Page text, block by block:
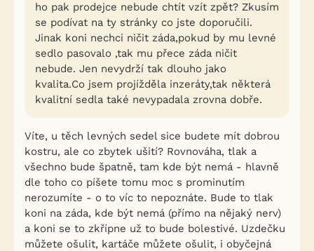
ho pak prodejce nebude chtít vzít zpět? Zkusím
se podívat na ty stránky co jste doporučili.
Jinak koni nechci ničit záda,pokud by mu levné
sedlo pasovalo ,tak mu přece záda ničit
nebude. Jen nevydrží tak dlouho jako
kvalita.Co jsem projížděla inzeráty,tak některá
kvalitní sedla také nevypadala zrovna dobře.
Víte, u těch levných sedel sice budete mít dobrou
kostru, ale co zbytek ušití? Rovnováha, tlak a
všechno bude špatně, tam kde být nemá - hlavně
dle toho co píšete tomu moc s prominutím
nerozumíte - o to víc to nepoznáte. Bude to tlak
koni na záda, kde být nemá (přímo na nějaký nerv)
a koni se to zkřípne už to bude bolestivé. Uzdečku
můžete ošulit, kartáče můžete ošulit, i obyčejná